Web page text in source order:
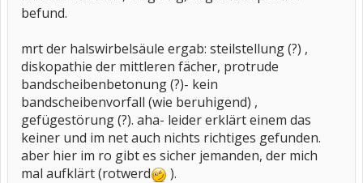
befund.
mrt der halswirbelsäule ergab: steilstellung (?) ,
diskopathie der mittleren fächer, protrude
bandscheibenbetonung (?)- kein
bandscheibenvorfall (wie beruhigend) ,
gefügestörung (?). aha- leider erklärt einem das
keiner und im net auch nichts richtiges gefunden.
aber hier im ro gibt es sicher jemanden, der mich
mal aufklärt (rotwerd
).